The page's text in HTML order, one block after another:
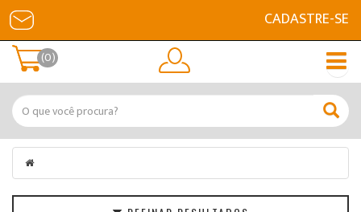
CADASTRE-SE
(0)
Filtrar
Categorias
Marcas
Faixa